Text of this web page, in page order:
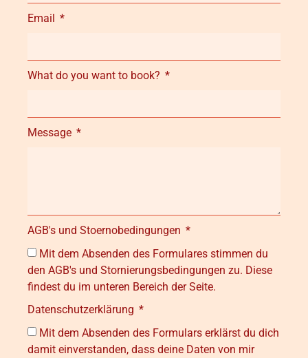
Email
What do you want to book?
Message
AGB's und Stoernobedingungen
Mit dem Absenden des Formulares stimmen du
den AGB's und Stornierungsbedingungen zu. Diese
findest du im unteren Bereich der Seite.
Datenschutzerklärung
Mit dem Absenden des Formulars erklärst du dich
damit einverstanden, dass deine Daten von mir